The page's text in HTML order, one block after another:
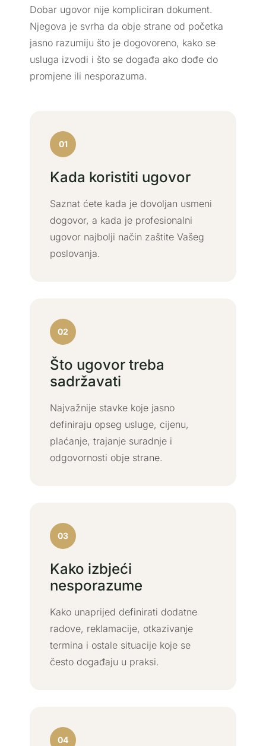
Dobar ugovor nije kompliciran dokument.
Njegova je svrha da obje strane od početka
jasno razumiju što je dogovoreno, kako se
usluga izvodi i što se događa ako dođe do
promjene ili nesporazuma.
01
Kada koristiti ugovor
Saznat ćete kada je dovoljan usmeni
dogovor, a kada je profesionalni
ugovor najbolji način zaštite Vašeg
poslovanja.
02
Što ugovor treba
sadržavati
Najvažnije stavke koje jasno
definiraju opseg usluge, cijenu,
plaćanje, trajanje suradnje i
odgovornosti obje strane.
03
Kako izbjeći
nesporazume
Kako unaprijed definirati dodatne
radove, reklamacije, otkazivanje
termina i ostale situacije koje se
često događaju u praksi.
04